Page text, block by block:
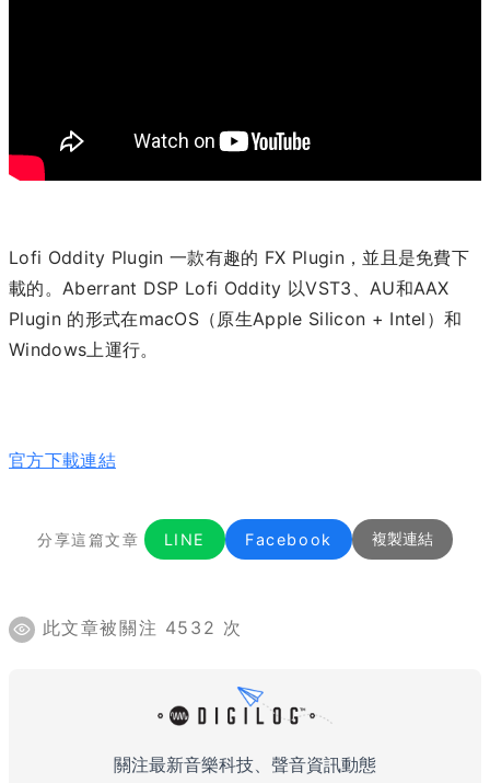
Lofi Oddity Plugin 一款有趣的 FX Plugin，並且是免費下
載的。Aberrant DSP Lofi Oddity 以VST3、AU和AAX
Plugin 的形式在macOS（原生Apple Silicon + Intel）和
Windows上運行。
官方下載連結
分享這篇文章 LINE Facebook 複製連結
此文章被關注 4532 次